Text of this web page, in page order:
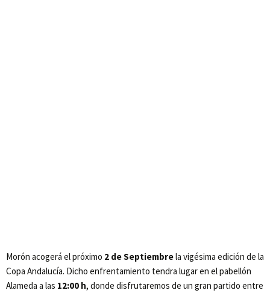
Morón acogerá el próximo 2 de Septiembrela vigésima edición de la
Copa Andalucía. Dicho enfrentamiento tendra lugar en el pabellón
Alameda a las 12:00 h, donde disfrutaremos de un gran partido entre